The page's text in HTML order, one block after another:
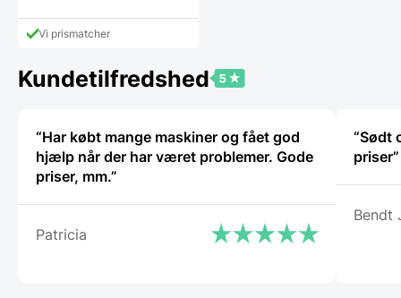
var:
2.599,00 DKK.
aktuelle
prisVi prismatcher
Kundetilfredshed
“Har købt mange maskiner og fået god
hjælp når der har været problemer. Gode
priser, mm.”
Patricia
“Sødt
priser”
Bendt